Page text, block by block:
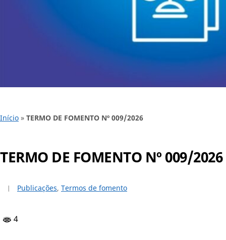
Início » TERMO DE FOMENTO Nº 009/2026
TERMO DE FOMENTO Nº 009/2026
Publicações, Termos de fomento
4